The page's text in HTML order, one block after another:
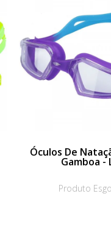
Óculos De
Gamboa -
Produto